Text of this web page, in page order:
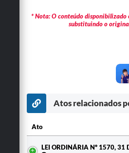
Telefones Úteis
* Nota: O conteúdo
substituindo o
Atos relacionados
Ato
LEI ORDINÁRIA Nº 1570, 31